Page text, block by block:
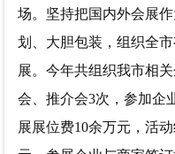
场。 坚持把国内外会展
划、大胆包装，组织全
展。今年共组织我市相
会、推介会3次，参加企
展展位费10余万元，活